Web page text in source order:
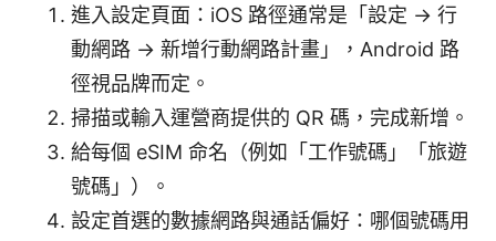
進入設定頁面：iOS 路徑通常是「設定 -> 行
動網路 -> 新增行動網路計畫」，Android 路
徑視品牌而定。
掃描或輸入運營商提供的 QR 碼，完成新增。
給每個 eSIM 命名（例如「工作號碼」「旅遊
號碼」）。
設定首選的數據網路與通話偏好：哪個號碼用